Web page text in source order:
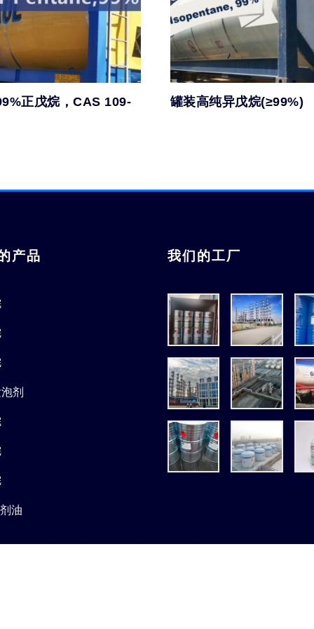
正戊烷，CAS 109- 罐装高纯异戊烷(≥99%)
产品
剂
油
我们的工厂